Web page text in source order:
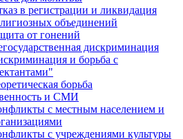
в регистрации и ликвидация
объединений
от гонений
дискриминация
и борьба с
борьба
и СМИ
с местным населением и
с учреждениями культуры